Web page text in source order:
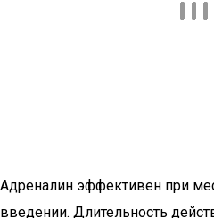
Адреналин эффективен при
введении. Длительность